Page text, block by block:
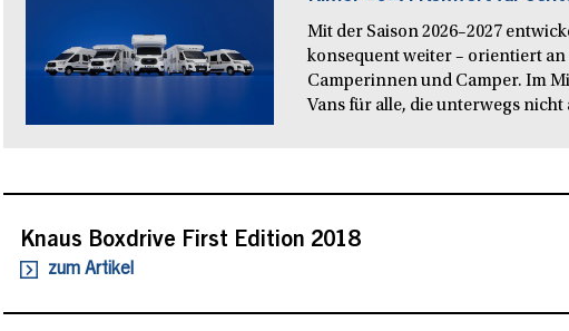
Mit der Saison 2026–2027
konsequent weiter – orientiert
Camperinnen und Camper. Im
Vans für alle, die unterwegs nicht
Knaus Boxdrive First Edition 2018
zum Artikel